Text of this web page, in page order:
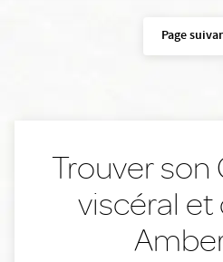
Page
Trouver son
viscéral et